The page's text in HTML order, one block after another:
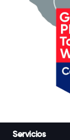
Servicios